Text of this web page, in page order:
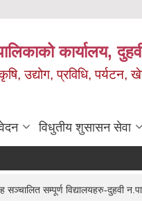
कार्यालय,
उद्योग, प्रविधि, पर्यटन,
विधुतीय शुसासन सेवा
सम्पूर्ण विद्यालयहरु-दुहवी